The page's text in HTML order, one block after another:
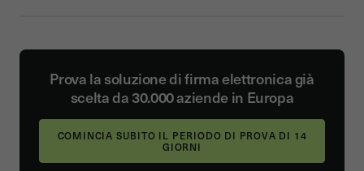
Prova la soluzione di firma elettronica già
scelta da 30.000 aziende in Europa